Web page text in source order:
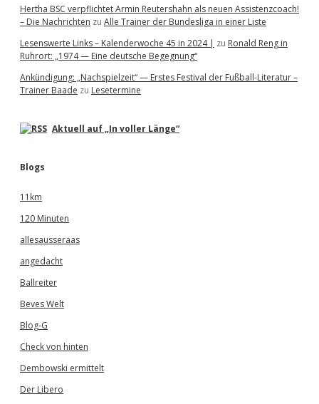
Hertha BSC verpflichtet Armin Reutershahn als neuen Assistenzcoach!
– Die Nachrichten zu Alle Trainer der Bundesliga in einer Liste
Lesenswerte Links – Kalenderwoche 45 in 2024 | zu Ronald Reng in
Ruhrort: „1974 — Eine deutsche Begegnung“
Ankündigung: „Nachspielzeit“ — Erstes Festival der Fußball-Literatur –
Trainer Baade zu Lesetermine
Aktuell auf „In voller Länge“
Blogs
11km
120 Minuten
allesausseraas
angedacht
Ballreiter
Beves Welt
Blog-G
Check von hinten
Dembowski ermittelt
Der Libero